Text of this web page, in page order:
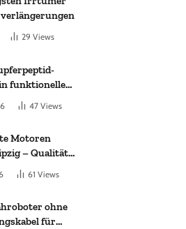
29 Views
funktioneller
„kleinem
47 Views
Motoren
– Qualität,
weltweite
Fokus
61 Views
ohne
für